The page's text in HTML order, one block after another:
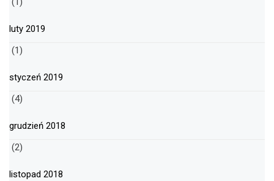
luty 2019
(1)
styczeń 2019
(4)
grudzień 2018
(2)
listopad 2018